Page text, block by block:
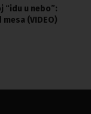
“idu u nebo”:
(VIDEO)